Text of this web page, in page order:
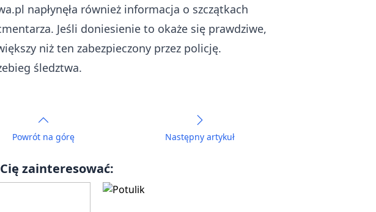
napłynęła również informacja o szczątkach
Jeśli doniesienie to okaże się prawdziwe,
niż ten zabezpieczony przez policję.
śledztwa.
Powrót na górę Następny artykuł
zainteresować: